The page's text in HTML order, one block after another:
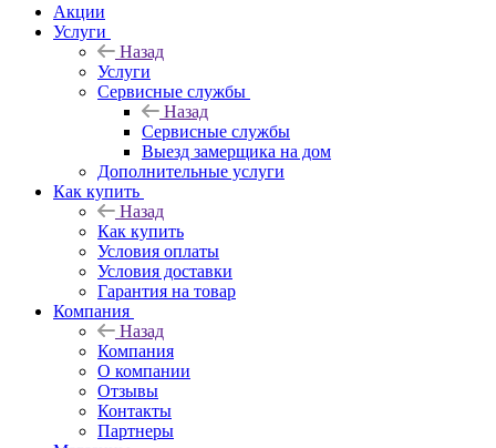
Акции
Услуги
Назад
Услуги
Сервисные службы
Назад
Сервисные службы
Выезд замерщика на дом
Дополнительные услуги
Как купить
Назад
Как купить
Условия оплаты
Условия доставки
Гарантия на товар
Компания
Назад
Компания
О компании
Отзывы
Контакты
Партнеры